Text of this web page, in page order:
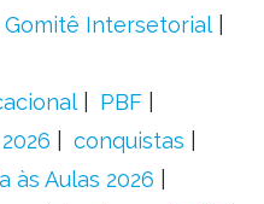
Gomitê Intersetorial
PBF
2026
conquistas
às Aulas 2026